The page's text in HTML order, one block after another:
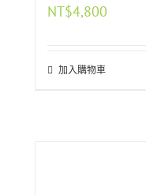
NT$4,800
加入購物車